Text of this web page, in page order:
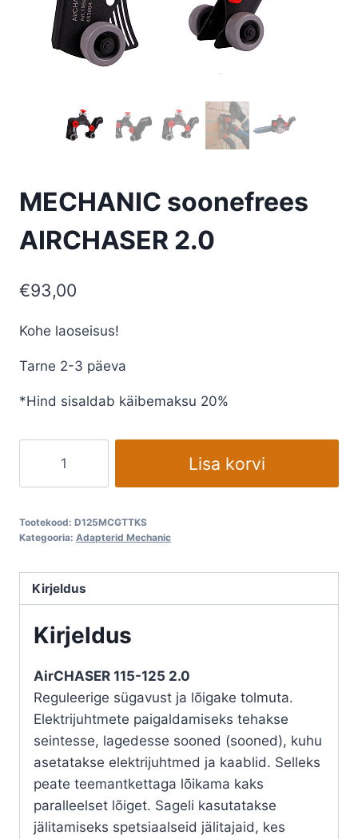
MECHANIC soonefrees
AIRCHASER 2.0
€93,00
Kohe laoseisus!
Tarne 2-3 päeva
*Hind sisaldab käibemaksu 20%
soonefrees
AIRCHASER
kogus
Lisa korvi
Tootekood: D125MCGTTKS
Kategooria: Adapterid Mechanic
Kirjeldus
Kirjeldus
AirCHASER 115-125 2.0
Reguleerige sügavust ja lõigake tolmuta.
Elektrijuhtmete paigaldamiseks tehakse
seintesse, lagedesse sooned (sooned), kuhu
asetatakse elektrijuhtmed ja kaablid. Selleks
peate teemantkettaga lõikama kaks
paralleelset lõiget. Sageli kasutatakse
jälitamiseks spetsiaalseid jälitajaid, kes